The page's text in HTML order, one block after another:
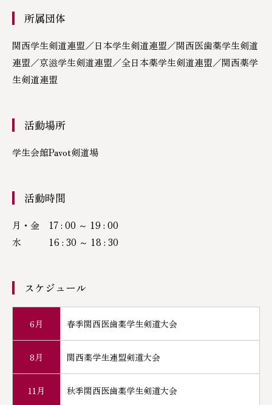
サイクリング部
アメリカンフットボール部
写真部
茶道部
マンドリン部
軽音楽部
管弦楽部
所属団体
関西学生剣道連盟／日本学生剣道連盟／関西医歯薬学生剣道
連盟／京滋学生剣道連盟／全日本薬学生剣道連盟／関西薬学
生剣道連盟
活動場所
学生会館Pavot剣道場
活動時間
月・金 17 : 00 ～ 19 : 00
水 16 : 30 ～ 18 : 30
スケジュール
6月 春季関西医歯薬学生剣道大会
8月 関西薬学生連盟剣道大会
11月 秋季関西医歯薬学生剣道大会